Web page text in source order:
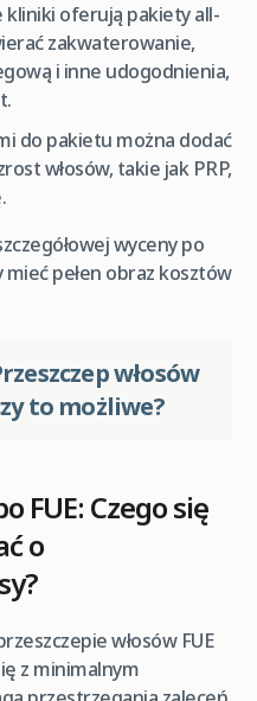
oferują pakiety all-
zakwaterowanie,
i inne udogodnienia,
do pakietu można dodać
włosów, takie jak PRP,
wyceny po
pełen obraz kosztów
włosów
to możliwe?
FUE: Czego się
o
włosów FUE
z minimalnym